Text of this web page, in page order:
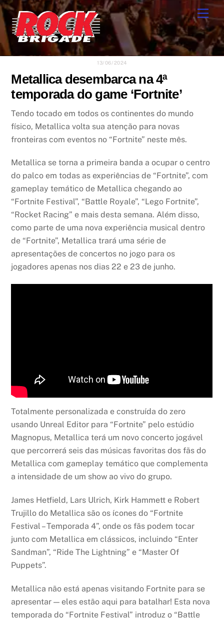
Skip
to
content
13/06/2024
Metallica desembarca na 4ª
temporada do game ‘Fortnite’
Tendo tocado em todos os continentes do mundo
físico, Metallica volta sua atenção para novas
fronteiras com eventos no “Fortnite” neste mês.
Metallica se torna a primeira banda a ocupar o centro
do palco em todas as experiências de “Fortnite”, com
gameplay temático de Metallica chegando ao
“Fortnite Festival”, “Battle Royale”, “Lego Fortnite”,
“Rocket Racing” e mais desta semana. Além disso,
como parte de uma nova experiência musical dentro
de “Fortnite”, Metallica trará uma série de
apresentações de concertos no jogo para os
jogadores apenas nos dias 22 e 23 de junho.
Totalmente personalizada e construída do zero
usando Unreal Editor para “Fortnite” pelo estúdio
Magnopus, Metallica terá um novo concerto jogável
que percorrerá seis das músicas favoritas dos fãs do
Metallica com gameplay temático que complementa
a intensidade de um show ao vivo do grupo.
James Hetfield, Lars Ulrich, Kirk Hammett e Robert
Trujillo do Metallica são os ícones do “Fortnite
Festival – Temporada 4”, onde os fãs podem tocar
junto com Metallica em clássicos, incluindo “Enter
Sandman”, “Ride The Lightning” e “Master Of
Puppets”.
Metallica não está apenas visitando Fortnite para se
apresentar — eles estão aqui para batalhar! Esta nova
temporada do “Fortnite Festival” introduz o “Battle